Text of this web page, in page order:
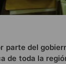
parte del
toda la